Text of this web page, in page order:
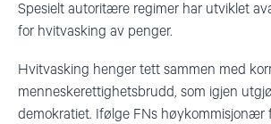
Spesielt autoritære regimer har utviklet
for hvitvasking av penger.
Hvitvasking henger tett sammen med
menneskerettighetsbrudd, som igjen
demokratiet. Ifølge FNs høykommisjonær